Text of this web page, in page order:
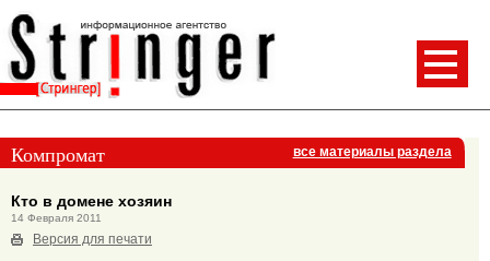
Компромат все материалы раздела
Кто в домене хозяин
14 Февраля 2011
Версия для печати